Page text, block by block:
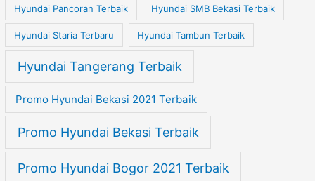
Hyundai Pancoran Terbaik Hyundai SMB Bekasi Terbaik
Hyundai Staria Terbaru Hyundai Tambun Terbaik
Hyundai Tangerang Terbaik
Promo Hyundai Bekasi 2021 Terbaik
Promo Hyundai Bekasi Terbaik
Promo Hyundai Bogor 2021 Terbaik